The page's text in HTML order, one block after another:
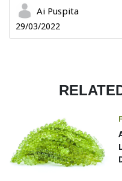
Ai Puspita
29/03/2022